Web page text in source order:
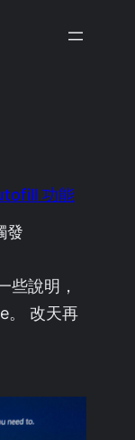
功能
發
說明，
。 改天再